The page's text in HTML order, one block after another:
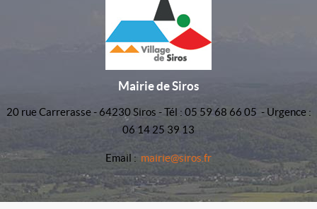
Mairie de Siros
20 rue Carrerasse - 64230 Siros - Tél : 05 59 68 66 05 - Urgence :
06 14 25 39 13
Email : mairie@siros.fr